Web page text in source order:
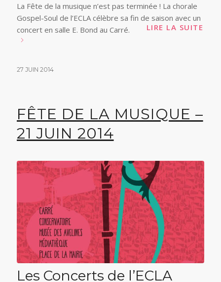
La Fête de la musique n’est pas terminée ! La chorale
Gospel-Soul de l’ECLA célèbre sa fin de saison avec un
concert en salle E. Bond au Carré.
LIRE LA SUITE
27 JUIN 2014
FÊTE DE LA MUSIQUE –
21 JUIN 2014
Les Concerts de l’ECLA